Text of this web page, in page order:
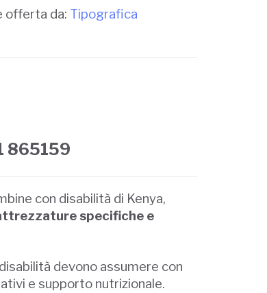
offerta da: Tipografica
865159
con disabilità di Kenya,
specifiche e
devono assumere con
e supporto nutrizionale.